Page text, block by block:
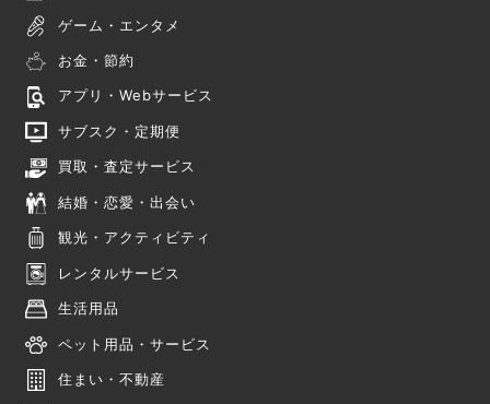
ゲーム・エンタメ
お金・節約
アプリ・Webサービス
サブスク・定期便
買取・査定サービス
結婚・恋愛・出会い
観光・アクティビティ
レンタルサービス
生活用品
ペット用品・サービス
住まい・不動産